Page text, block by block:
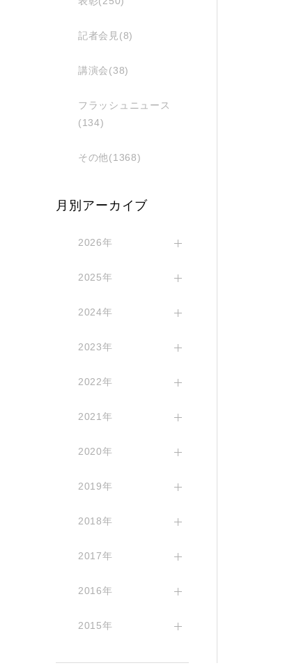
記者会見(8)
講演会(38)
フラッシュニュース
(134)
その他(1368)
月別アーカイブ
2026年
2025年
2024年
2023年
2022年
2021年
2020年
2019年
2018年
2017年
2016年
2015年